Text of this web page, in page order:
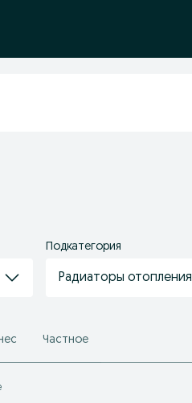
ремонта
Подкатегория
Радиаторы отопления
Частное